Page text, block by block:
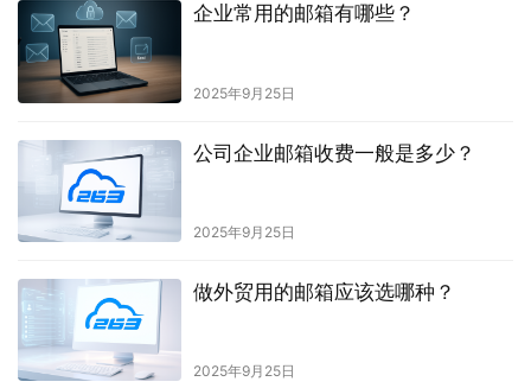
企业常用的邮箱有哪些？
2025年9月25日
公司企业邮箱收费一般是多少？
2025年9月25日
做外贸用的邮箱应该选哪种？
2025年9月25日